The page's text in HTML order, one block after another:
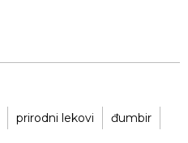
prirodni lekovi đumbir